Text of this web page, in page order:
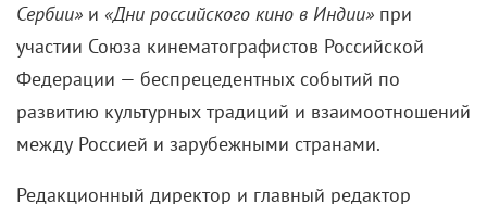
Сербии» и «Дни российского кино в Индии» при
участии Союза кинематографистов Российской
Федерации — беспрецедентных событий по
развитию культурных традиций и взаимоотношений
между Россией и зарубежными странами.
Редакционный директор и главный редактор